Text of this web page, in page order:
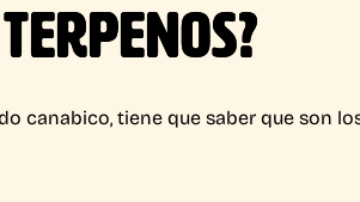
canabico, tiene que saber que son